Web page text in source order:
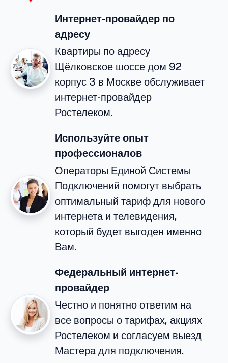
Интернет-провайдер по
адресу
Квартиры по адресу
Щёлковское шоссе дом 92
корпус 3 в Москве обслуживает
интернет-провайдер
Ростелеком.
Используйте опыт
профессионалов
Операторы Единой Системы
Подключений помогут выбрать
оптимальный тариф для нового
интернета и телевидения,
который будет выгоден именно
Вам.
Федеральный интернет-
провайдер
Честно и понятно ответим на
все вопросы о тарифах, акциях
Ростелеком и согласуем выезд
Мастера для подключения.